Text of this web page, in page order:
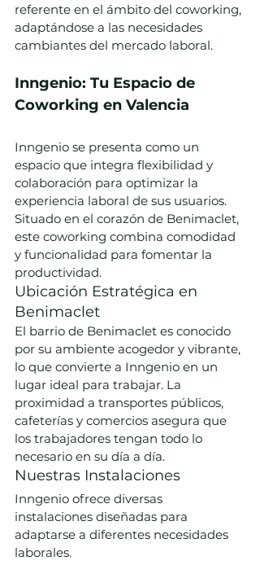
referente en el ámbito del coworking,
adaptándose a las necesidades
cambiantes del mercado laboral.
Inngenio: Tu Espacio de
Coworking en Valencia
Inngenio se presenta como un
espacio que integra flexibilidad y
colaboración para optimizar la
experiencia laboral de sus usuarios.
Situado en el corazón de Benimaclet,
este coworking combina comodidad
y funcionalidad para fomentar la
productividad.
Ubicación Estratégica en
Benimaclet
El barrio de Benimaclet es conocido
por su ambiente acogedor y vibrante,
lo que convierte a Inngenio en un
lugar ideal para trabajar. La
proximidad a transportes públicos,
cafeterías y comercios asegura que
los trabajadores tengan todo lo
necesario en su día a día.
Nuestras Instalaciones
Inngenio ofrece diversas
instalaciones diseñadas para
adaptarse a diferentes necesidades
laborales.